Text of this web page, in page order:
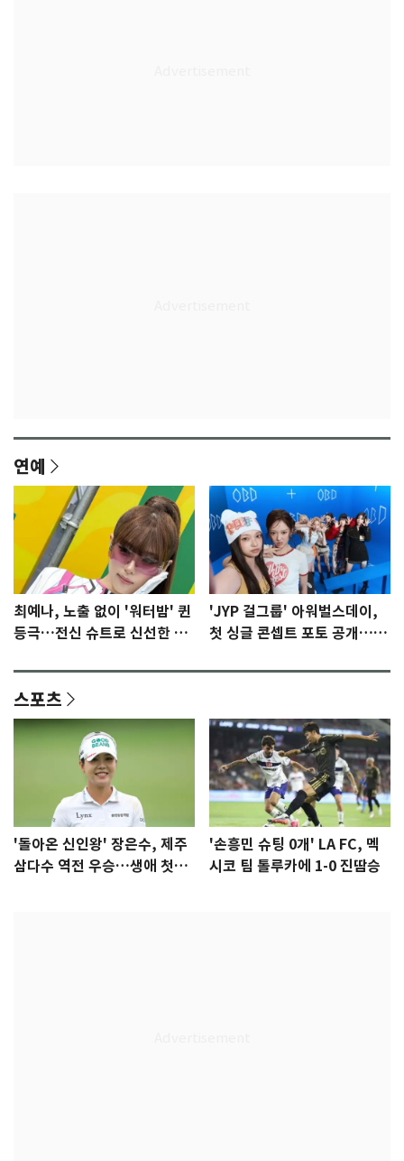
연예
최예나, 노출 없이 '워터밤' 퀸
등극…전신 슈트로 신선한 충
'JYP 걸그룹' 아워벌스데이,
첫 싱글 콘셉트 포토 공개…청
스포츠
'돌아온 신인왕' 장은수, 제주
삼다수 역전 우승…생애 첫승
'손흥민 슈팅 0개' LA FC, 멕
시코 팀 톨루카에 1-0 진땀승